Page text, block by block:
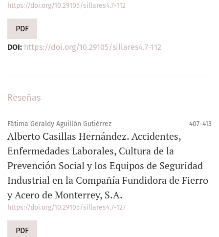
https://doi.org/10.29105/sillares4.7-112
PDF
DOI: https://doi.org/10.29105/sillares4.7-112
Reseñas
Fátima Geraldy Aguillón Gutiérrez 407-413
Alberto Casillas Hernández. Accidentes,
Enfermedades Laborales, Cultura de la
Prevención Social y los Equipos de Seguridad
Industrial en la Compañía Fundidora de Fierro
y Acero de Monterrey, S.A.
https://doi.org/10.29105/sillares4.7-127
PDF